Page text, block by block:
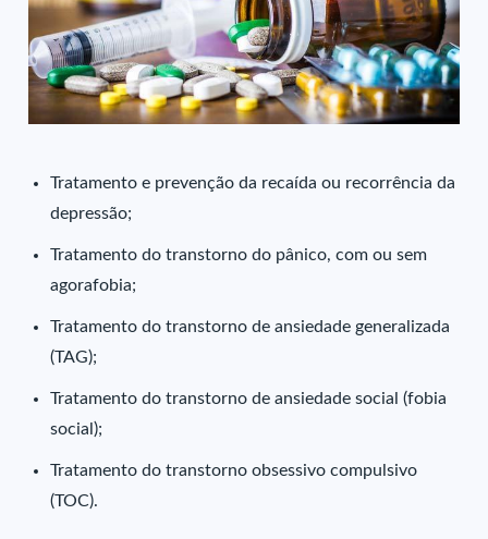
Tratamento e prevenção da recaída ou recorrência da
depressão;
Tratamento do transtorno do pânico, com ou sem
agorafobia;
Tratamento do transtorno de ansiedade generalizada
(TAG);
Tratamento do transtorno de ansiedade social (fobia
social);
Tratamento do transtorno obsessivo compulsivo
(TOC).